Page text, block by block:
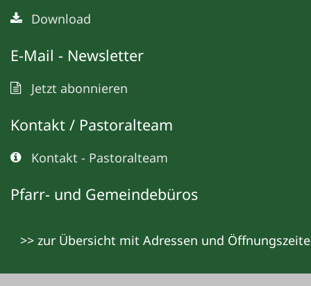
Download
E-Mail - Newsletter
Jetzt abonnieren
Kontakt / Pastoralteam
Kontakt - Pastoralteam
Pfarr- und Gemeindebüros
>> zur Übersicht mit Adressen und